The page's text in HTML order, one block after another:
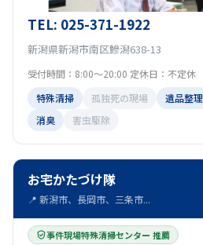
TEL: 025-371-1922
新潟県新潟市南区鰺潟638-13
受付時間：8:00～20:00 定休日：不定休
特殊清掃
孤独死の現場 遺品整理
消臭
害虫駆除
お宅かたづけ隊
📍 新潟市、長岡市、三条市...
事件現場特殊清掃センター 推薦